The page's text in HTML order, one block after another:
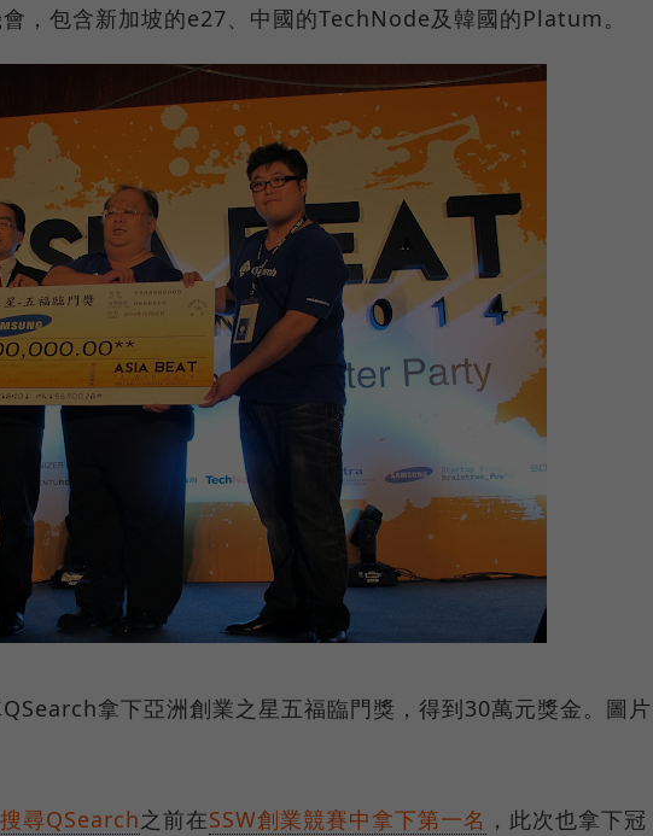
，包含新加坡的e27、中國的TechNode及韓國的Platum。
QSearch拿下亞洲創業之星五福臨門獎，得到30萬元獎金。圖片
尋QSearch之前在SSW創業競賽中拿下第一名 ，此次也拿下冠